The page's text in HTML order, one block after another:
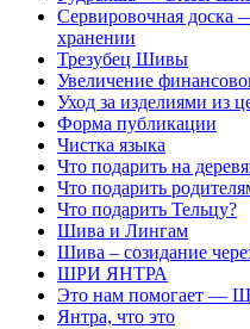
Сервировочная доска
хранении
Трезубец Шивы
Увеличение
Уход за изделиями из
Форма публикации
Чистка языка
Что подарить на
Что подарить
Что подарить Тельцу?
Шива и Лингам
Шива – созидание
ШРИ ЯНТРА
Это нам помогает —
Янтра, что это